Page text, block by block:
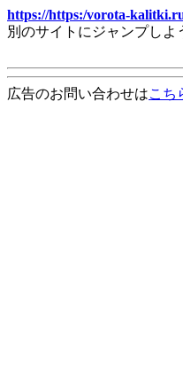
https://https:/vorota-
別のサイトにジャンプし
広告のお問い合わせはこち